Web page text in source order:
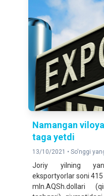
Namangan
taga yetdi
13/10/2021 • So'nggi
Joriy yilning
eksportyorlar soni
mln.AQSh.dollari